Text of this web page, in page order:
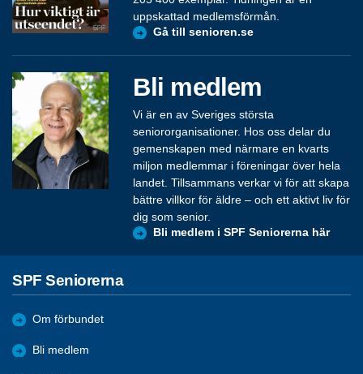
uppskattad medlemsförmån.
Gå till senioren.se
Bli medlem
Vi är en av Sveriges största
seniororganisationer. Hos oss delar du
gemenskapen med närmare en kvarts
miljon medlemmar i föreningar över hela
landet. Tillsammans verkar vi för att skapa
bättre villkor för äldre – och ett aktivt liv för
dig som senior.
Bli medlem i SPF Seniorerna här
SPF Seniorerna
Om förbundet
Bli medlem